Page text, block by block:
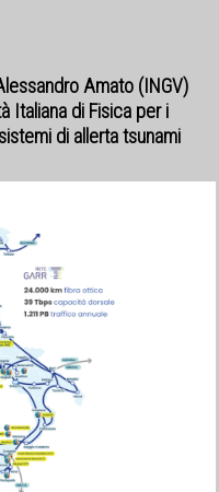
Amato (INGV)
Italiana di Fisica per i
di allerta tsunami